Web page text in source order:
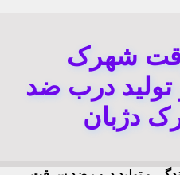
شهرک
تولید درب ضد
دژبان